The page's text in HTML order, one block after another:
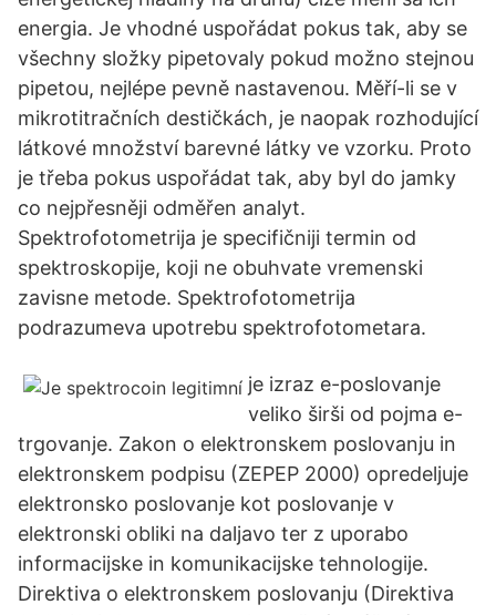
energia. Je vhodné uspořádat pokus tak, aby se
všechny složky pipetovaly pokud možno stejnou
pipetou, nejlépe pevně nastavenou. Měří-li se v
mikrotitračních destičkách, je naopak rozhodující
látkové množství barevné látky ve vzorku. Proto
je třeba pokus uspořádat tak, aby byl do jamky
co nejpřesněji odměřen analyt.
Spektrofotometrija je specifičniji termin od
spektroskopije, koji ne obuhvate vremenski
zavisne metode. Spektrofotometrija
podrazumeva upotrebu spektrofotometara.
je izraz e-poslovanje
veliko širši od pojma e-
trgovanje. Zakon o elektronskem poslovanju in
elektronskem podpisu (ZEPEP 2000) opredeljuje
elektronsko poslovanje kot poslovanje v
elektronski obliki na daljavo ter z uporabo
informacijske in komunikacijske tehnologije.
Direktiva o elektronskem poslovanju (Direktiva